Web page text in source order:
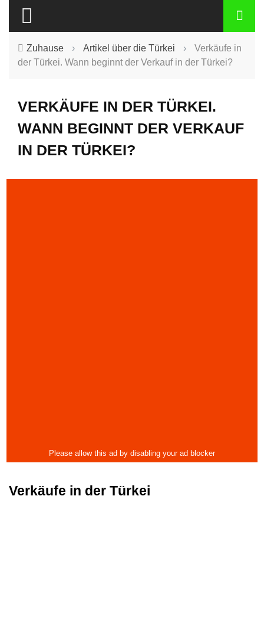
Zuhause › Artikel über die Türkei ›
Verkäufe in
der Türkei. Wann beginnt der Verkauf in der Türkei?
VERKÄUFE IN DER TÜRKEI.
WANN BEGINNT DER VERKAUF
IN DER TÜRKEI?
Verkäufe in der Türkei